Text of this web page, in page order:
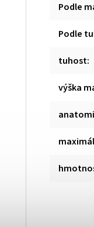
Podle
Podle
tuhost:
výška